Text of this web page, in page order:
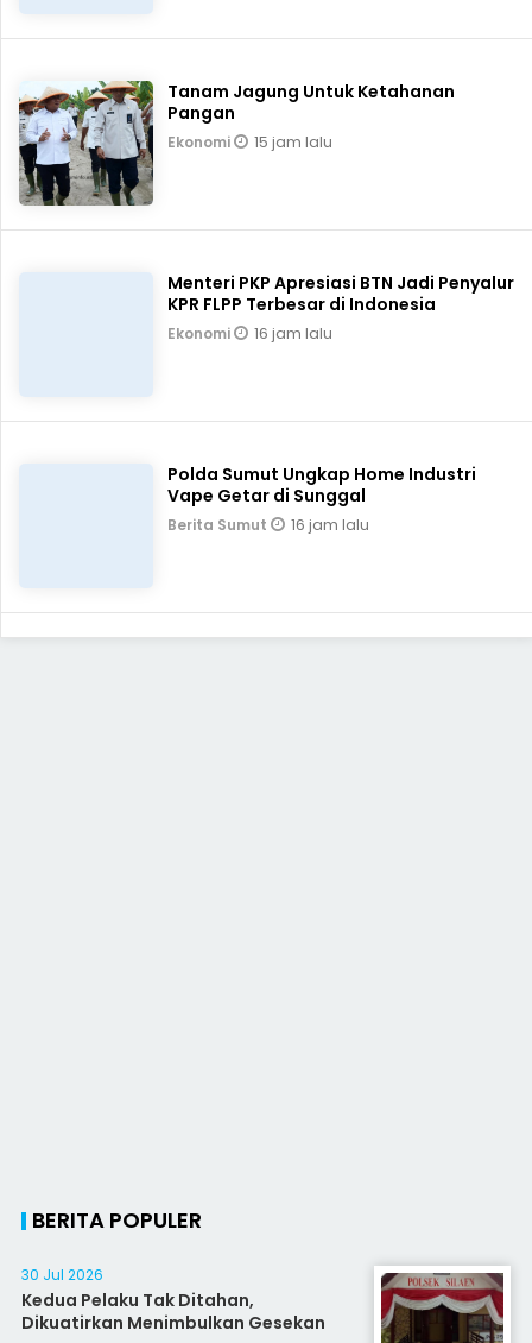
Tanam Jagung Untuk Ketahanan
Pangan
Ekonomi 15 jam lalu
Menteri PKP Apresiasi BTN Jadi Penyalur
KPR FLPP Terbesar di Indonesia
Ekonomi 16 jam lalu
Polda Sumut Ungkap Home Industri
Vape Getar di Sunggal
Berita Sumut 16 jam lalu
BERITA POPULER
30 Jul 2026
Kedua Pelaku Tak Ditahan,
Dikuatirkan Menimbulkan Gesekan